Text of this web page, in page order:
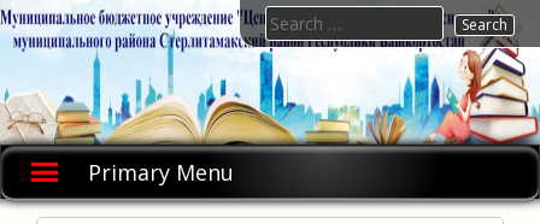
Skip
to
Primary Menu
Search
for: